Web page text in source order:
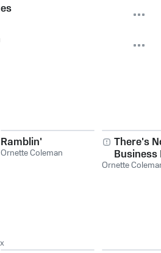
Ramblin'
Ornette Coleman
There's
Business
Business
Ornette